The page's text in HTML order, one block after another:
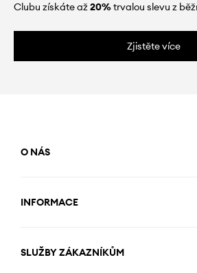
Clubu získáte až20%trvalou slevu z
Zjistěte více
O NÁS
INFORMACE
SLUŽBY ZÁKAZNÍKŮM